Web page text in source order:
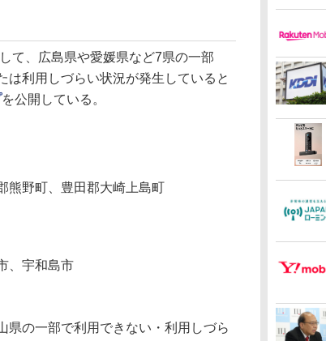
て、広島県や愛媛県など7県の一部
は利用しづらい状況が発生していると
を公開している。
野町、豊田郡大崎上島町
、宇和島市
の一部で利用できない・利用しづら